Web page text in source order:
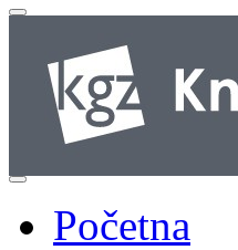
Početna